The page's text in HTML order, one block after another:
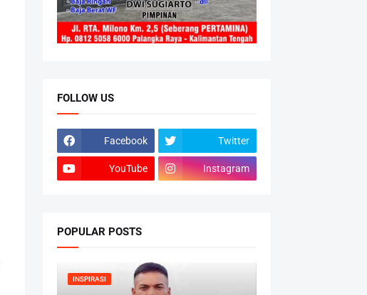
FOLLOW US
Facebook Twitter
YouTube Instagram
POPULAR POSTS
INSPIRASI